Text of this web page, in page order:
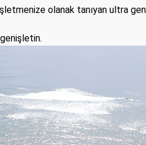
olanak tanıyan ultra